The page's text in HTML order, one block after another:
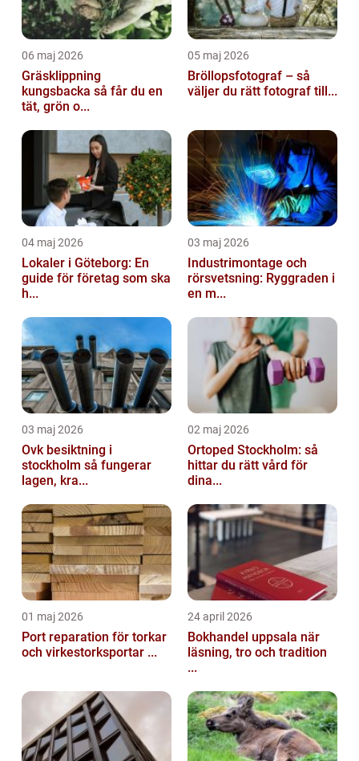
06 maj 2026
Gräsklippning
kungsbacka så får du en
tät, grön o...
05 maj 2026
Bröllopsfotograf – så
väljer du rätt fotograf till...
04 maj 2026
Lokaler i Göteborg: En
guide för företag som ska
h...
03 maj 2026
Industrimontage och
rörsvetsning: Ryggraden i
en m...
03 maj 2026
Ovk besiktning i
stockholm så fungerar
lagen, kra...
02 maj 2026
Ortoped Stockholm: så
hittar du rätt vård för
dina...
01 maj 2026
Port reparation för torkar
och virkestorksportar ...
24 april 2026
Bokhandel uppsala när
läsning, tro och tradition
...